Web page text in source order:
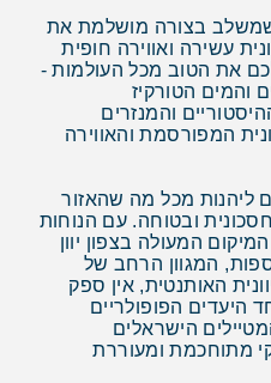
שמשלב בצורה מושלמת את
עשירה ואווירה חופית
את הטוב מכל העולמות -
והמים הטורקיז
והמנזרים
המפורסמת והאווירה
ליהנות מכל מה שהאזור
ובטוחה. עם הנוחות
המעולה בצפון יוון
המגוון הרחב של
האותנטית, אין ספק
היעדים הפופולריים
הישראלים
מתוחכמת ומעוררת